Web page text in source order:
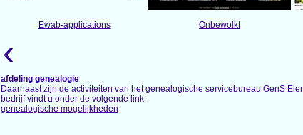
Ewab-applications Onbewolkt
‹
afdeling genealogie
Daarnaast zijn de activiteiten van het genealogische servicebureau GenS
bedrijf vindt u onder de volgende link.
genealogische mogelijkheden